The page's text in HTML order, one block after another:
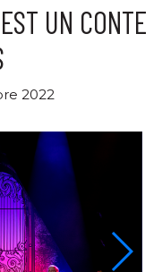
UN CONTE
2022